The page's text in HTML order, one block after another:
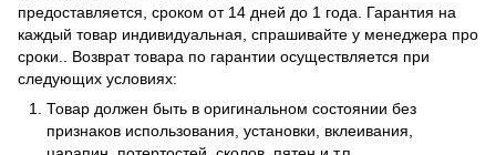
предоставляется, сроком от 14 дней до 1 года. Гарантия на
каждый товар индивидуальная, спрашивайте у менеджера про
сроки.. Возврат товара по гарантии осуществляется при
следующих условиях:
Товар должен быть в оригинальном состоянии без
признаков использования, установки, вклеивания,